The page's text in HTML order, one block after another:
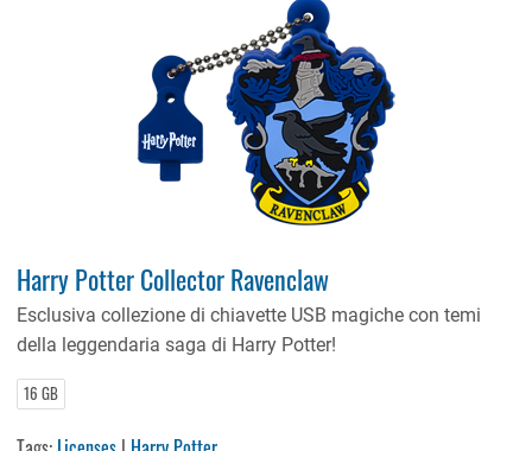
Harry Potter Collector Ravenclaw
Esclusiva collezione di chiavette USB magiche con temi
della leggendaria saga di Harry Potter!
16 GB